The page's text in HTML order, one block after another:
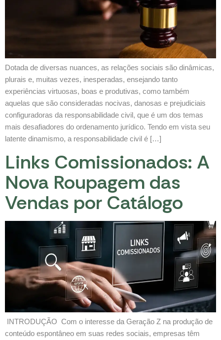
Dotada de diversas nuances, as relações sociais são dinâmicas,
plurais e, muitas vezes, inesperadas, ensejando tanto
experiências virtuosas, boas e produtivas, como também
aquelas que são consideradas nocivas, danosas e prejudiciais
configuradoras da responsabilidade civil, que é um dos temas
mais desafiadores do ordenamento jurídico. Tendo em vista seu
latente dinamismo, a responsabilidade civil é […]
Links Comissionados: A
Nova Roupagem das
Vendas por Catálogo
INTRODUÇÃO Com o interesse da Geração Z na produção de
conteúdo espontâneo em suas redes sociais, empresas têm